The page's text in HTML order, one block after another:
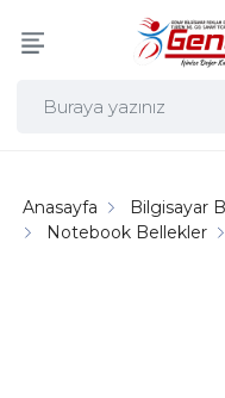
Anasayfa Bilgisayar
Notebook Bellekler